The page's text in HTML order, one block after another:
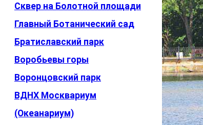
Сквер на Болотной площади
Главный Ботанический сад
Братиславский парк
Воробьевы горы
Воронцовский парк
ВДНХ Москвариум
(Океанариум)